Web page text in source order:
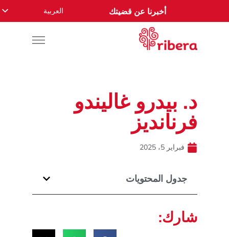
أخبرنا عن قضيتك العربية
Español
د. بيدرو غاليندو
فرنانديز
فبراير 5، 2025
جدول المحتويات
شارك: